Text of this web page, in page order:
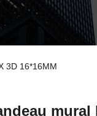
3D 16*16MM
mural